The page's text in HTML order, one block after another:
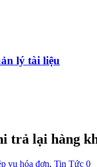
lý tài liệu
trả lại hàng
vụ hóa đơn, Tin Tức 0